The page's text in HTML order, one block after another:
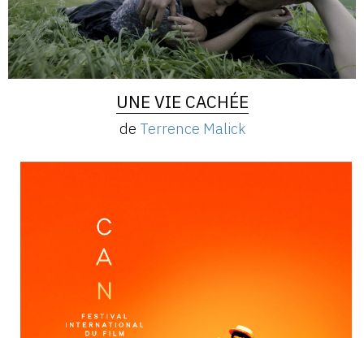
UNE VIE CACHÉE
de Terrence Malick